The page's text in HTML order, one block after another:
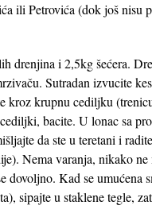
ili Petrovića (dok još nisu
drenjina i 2,5kg šećera.
Sutradan izvucite
kroz krupnu cediljku
bacite. U lonac sa
da ste u teretani i
Nema varanja, nikako
dovoljno. Kad se umućena
sipajte u staklene tegle,